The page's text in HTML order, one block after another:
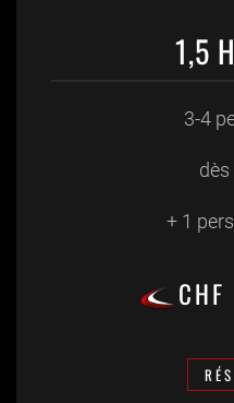
1,5
3-4
+ 1